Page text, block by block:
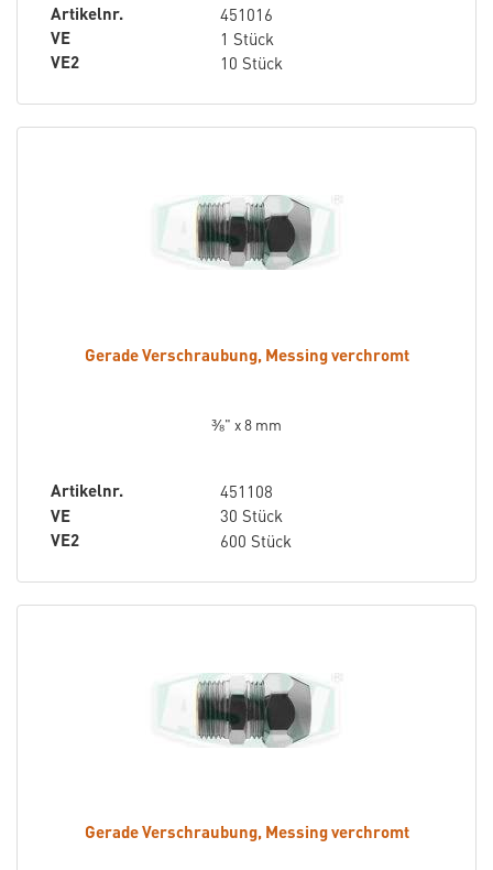
Artikelnr.
451016
VE
1 Stück
VE2
10 Stück
Gerade Verschraubung, Messing verchromt
⅜" x 8 mm
Artikelnr.
451108
VE
30 Stück
VE2
600 Stück
Gerade Verschraubung, Messing verchromt